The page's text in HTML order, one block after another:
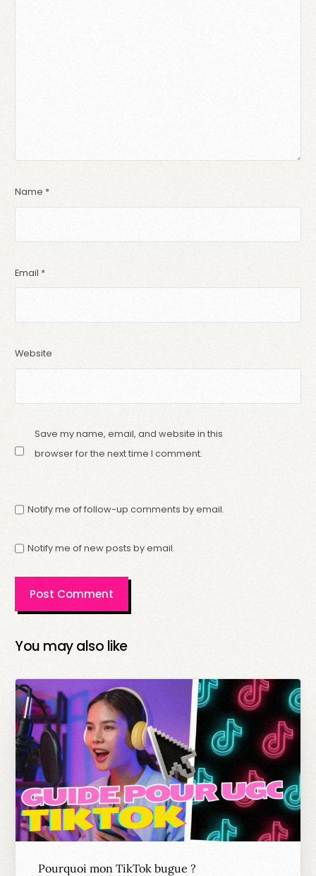
Name *
Email *
Website
Save my name, email, and website in this
browser for the next time I comment.
Notify me of follow-up comments by email.
Notify me of new posts by email.
You may also like
Pourquoi mon TikTok bugue ?